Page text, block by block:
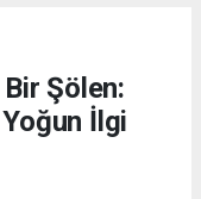
Şölen:
İlgi